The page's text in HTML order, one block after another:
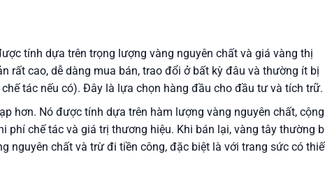
tính dựa trên trọng lượng vàng nguyên chất và giá vàng thị
rất cao, dễ dàng mua bán, trao đổi ở bất kỳ đâu và thường ít bị
tác nếu có). Đây là lựa chọn hàng đầu cho đầu tư và tích trữ.
hơn. Nó được tính dựa trên hàm lượng vàng nguyên chất, cộng
phí chế tác và giá trị thương hiệu. Khi bán lại, vàng tây thường
nguyên chất và trừ đi tiền công, đặc biệt là với trang sức có